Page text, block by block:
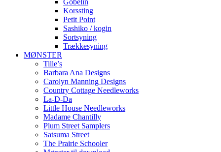
Korssting
Petit Point
Sashiko / kogin
Sortsyning
Trækkesyning
MØNSTER
Tille’s
Barbara Ana Designs
Carolyn Manning Designs
Country Cottage Needleworks
La-D-Da
Little House Needleworks
Madame Chantilly
Plum Street Samplers
Satsuma Street
The Prairie Schooler